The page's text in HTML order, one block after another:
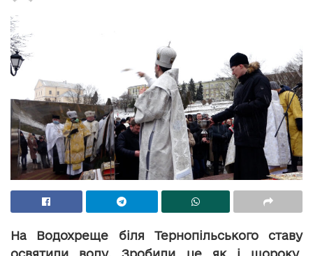
На Водохреще біля Тернопільського ставу
освятили воду. Зробили це як і щороку